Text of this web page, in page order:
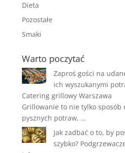
Dieta
Pozostałe
Smaki
Warto poczytać
Zaproś gości na
ich wyszukanymi
Catering grillowy Warszawa
Grillowanie to nie tylko sposób
pysznych potraw, …
Jak zadbać o to, by
szybko?